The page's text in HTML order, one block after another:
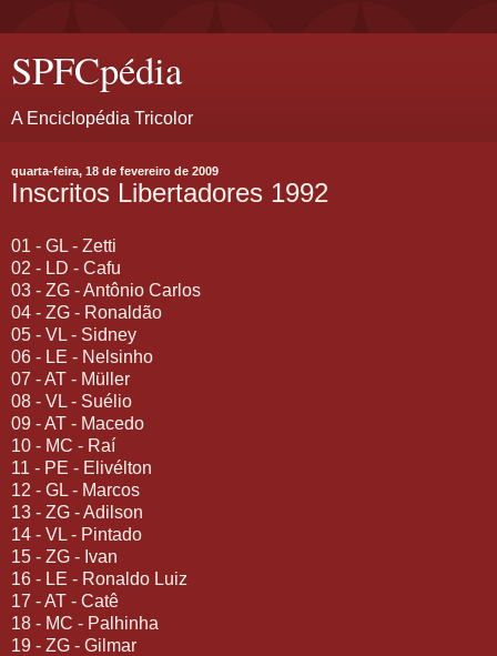
SPFCpédia
A Enciclopédia Tricolor
quarta-feira, 18 de fevereiro de 2009
Inscritos Libertadores 1992
01 - GL - Zetti
02 - LD - Cafu
03 - ZG - Antônio Carlos
04 - ZG - Ronaldão
05 - VL - Sidney
06 - LE - Nelsinho
07 - AT - Müller
08 - VL - Suélio
09 - AT - Macedo
10 - MC - Raí
11 - PE - Elivélton
12 - GL - Marcos
13 - ZG - Adilson
14 - VL - Pintado
15 - ZG - Ivan
16 - LE - Ronaldo Luiz
17 - AT - Catê
18 - MC - Palhinha
19 - ZG - Gilmar